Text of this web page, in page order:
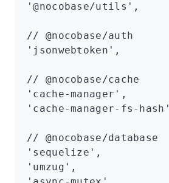
'@nocobase/utils' ,
// @nocobase/auth
'jsonwebtoken' ,
// @nocobase/cache
'cache-manager' ,
'cache-manager-fs-hash'
// @nocobase/database
'sequelize' ,
'umzug' ,